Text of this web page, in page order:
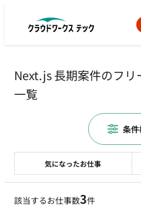
Next.js 長期案件のフ
一覧
該当するお仕事数3件
気になったお仕事
条